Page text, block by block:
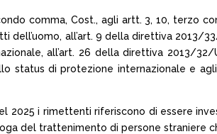
comma, Cost., agli artt. 3, 10, terzo
dell’uomo, all’art. 9 della direttiva 2013/
all’art. 26 della direttiva 2013/
status di protezione internazionale e
2025 i rimettenti riferiscono di essere
del trattenimento di persone straniere